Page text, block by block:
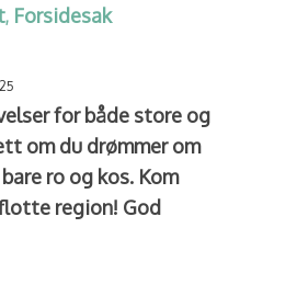
, Forsidesak
for både store og
om du drømmer om
ro og kos. Kom
region! God